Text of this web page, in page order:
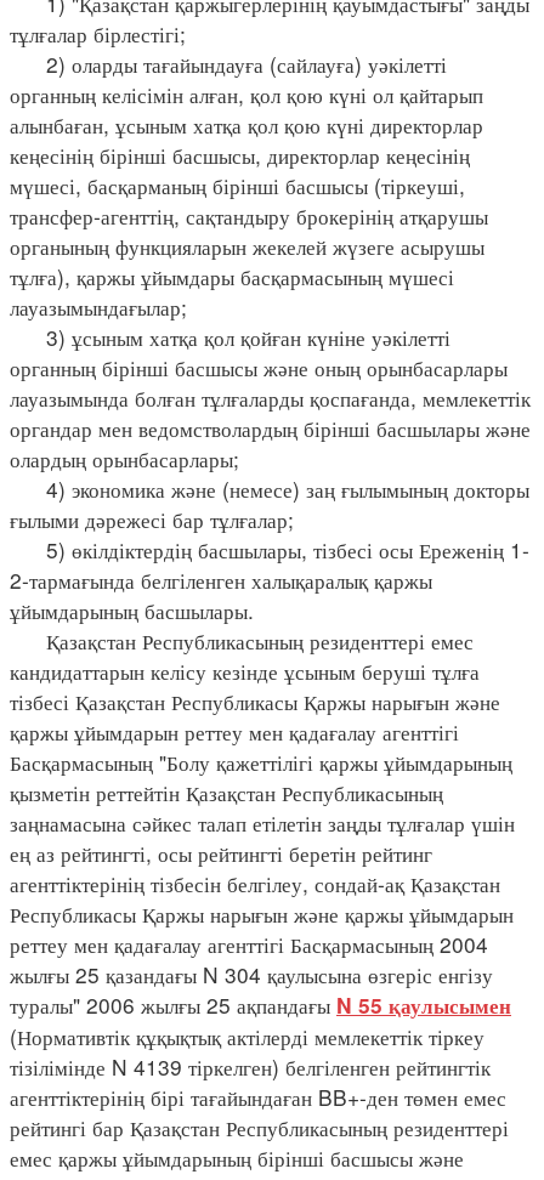
тұлғалар бірлестігі;
2) оларды тағайындауға (сайлауға) уәкілетті
органның келісімін алған, қол қою күні ол қайтарып
алынбаған, ұсыным хатқа қол қою күні директорлар
кеңесінің бірінші басшысы, директорлар кеңесінің
мүшесі, басқарманың бірінші басшысы (тіркеуші,
трансфер-агенттің, сақтандыру брокерінің атқарушы
органының функцияларын жекелей жүзеге асырушы
тұлға), қаржы ұйымдары басқармасының мүшесі
лауазымындағылар;
3) ұсыным хатқа қол қойған күніне уәкілетті
органның бірінші басшысы және оның орынбасарлары
лауазымында болған тұлғаларды қоспағанда, мемлекеттік
органдар мен ведомстволардың бірінші басшылары және
олардың орынбасарлары;
4) экономика және (немесе) заң ғылымының докторы
ғылыми дәрежесі бар тұлғалар;
5) өкілдіктердің басшылары, тізбесі осы Ереженің 1-
2-тармағында белгіленген халықаралық қаржы
ұйымдарының басшылары.
Қазақстан Республикасының резиденттері емес
кандидаттарын келісу кезінде ұсыным беруші тұлға
тізбесі Қазақстан Республикасы Қаржы нарығын және
қаржы ұйымдарын реттеу мен қадағалау агенттігі
Басқармасының "Болу қажеттілігі қаржы ұйымдарының
қызметін реттейтін Қазақстан Республикасының
заңнамасына сәйкес талап етілетін заңды тұлғалар үшін
ең аз рейтингті, осы рейтингті беретін рейтинг
агенттіктерінің тізбесін белгілеу, сондай-ақ Қазақстан
Республикасы Қаржы нарығын және қаржы ұйымдарын
реттеу мен қадағалау агенттігі Басқармасының 2004
жылғы 25 қазандағы N 304 қаулысына өзгеріс енгізу
туралы" 2006 жылғы 25 ақпандағы N 55 қаулысымен
(Нормативтік құқықтық актілерді мемлекеттік тіркеу
тізілімінде N 4139 тіркелген) белгіленген рейтингтік
агенттіктерінің бірі тағайындаған BB+-ден төмен емес
рейтингі бар Қазақстан Республикасының резиденттері
емес қаржы ұйымдарының бірінші басшысы және